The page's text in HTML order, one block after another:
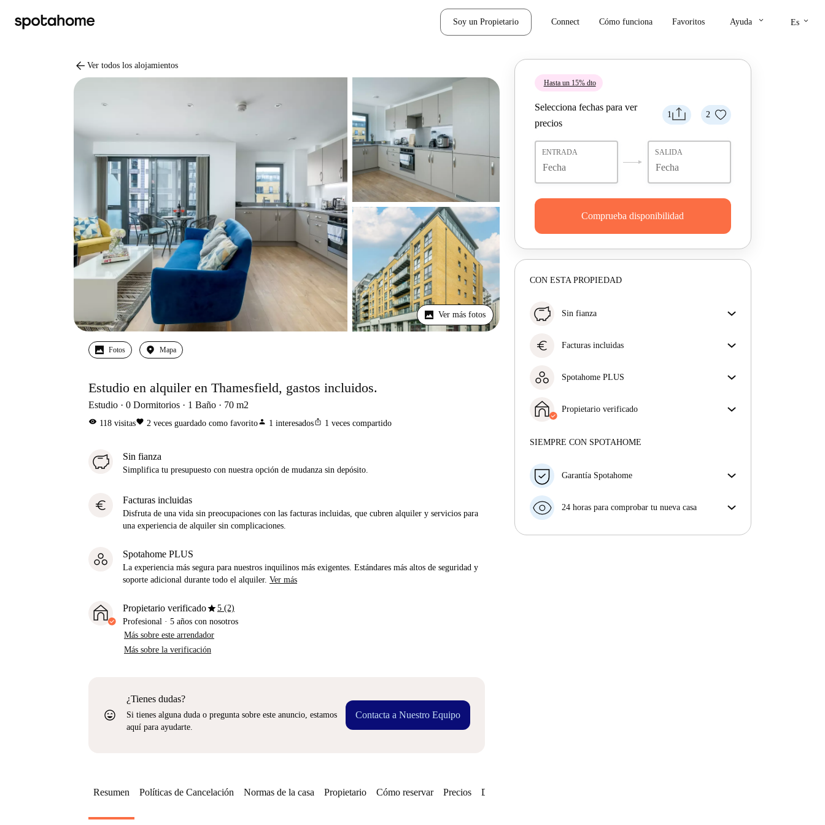
Soy un Propietario Connect Cómo funciona Favoritos Ayuda keyboard_arrow_down Es keyboard_arrow_down
arrow_back Ver todos los alojamientos
Ver más fotos
Fotos Mapa
Estudio en alquiler en Thamesfield, gastos incluidos.
Estudio 0 Dormitorios 1 Baño 70 m2
visibility 118 visitasfavorite 2 veces guardado como favoritoperson 1 interesadosios_share 1 veces compartido
Sin fianza
Simplifica tu presupuesto con nuestra opción de mudanza sin depósito.
euro Facturas incluidas
Disfruta de una vida sin preocupaciones con las facturas incluidas, que cubren alquiler y servicios para
una experiencia de alquiler sin complicaciones.
Spotahome PLUS
La experiencia más segura para nuestros inquilinos más exigentes. Estándares más altos de seguridad y
soporte adicional durante todo el alquiler. Ver más
Propietario verificadostar5 (2)
Profesional · 5 años con nosotros
Más sobre este arrendador
Más sobre la verificación
sentiment_very_satisfied
¿Tienes dudas?
Si tienes alguna duda o pregunta sobre este anuncio, estamos
aquí para ayudarte.
Contacta a Nuestro Equipo
Hasta un 15% dto
1 2
Selecciona fechas para ver
precios
ENTRADA SALIDA
Comprueba disponibilidad
CON ESTA PROPIEDAD
Sin fianza
mudanza sin depósito.
euro Facturas incluidas
facturas incluidas, que cubren alquiler y servicios
Spotahome PLUS
más exigentes. Estándares más altos de seguridad y
soporte adicional durante todo el alquiler.
Propietario verificado
Más sobre este arrendador
SIEMPRE CON SPOTAHOME
Garantía Spotahome
horas previas a la fecha de entrada, Spotahome A) te
el hotel hasta que encuentres nueva casa o B) te hará
24 horas para comprobar tu nueva casa
Resumen Políticas de Cancelación Normas de la casa Propietario Cómo reservar Precios Disponibilidades